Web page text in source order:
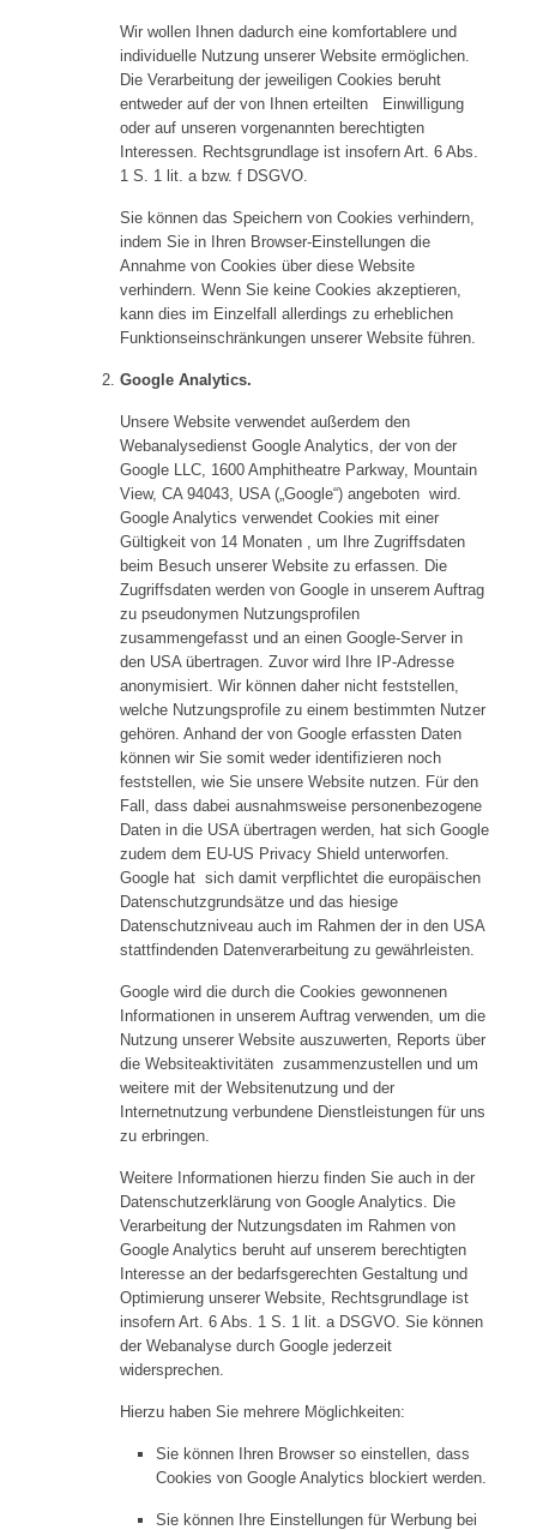
Wir wollen Ihnen dadurch eine komfortablere und
individuelle Nutzung unserer Website ermöglichen.
Die Verarbeitung der jeweiligen Cookies beruht
entweder auf der von Ihnen erteilten Einwilligung
oder auf unseren vorgenannten berechtigten
Interessen. Rechtsgrundlage ist insofern Art. 6 Abs.
1 S. 1 lit. a bzw. f DSGVO.
Sie können das Speichern von Cookies verhindern,
indem Sie in Ihren Browser-Einstellungen die
Annahme von Cookies über diese Website
verhindern. Wenn Sie keine Cookies akzeptieren,
kann dies im Einzelfall allerdings zu erheblichen
Funktionseinschränkungen unserer Website führen.
Google Analytics.
Unsere Website verwendet außerdem den
Webanalysedienst Google Analytics, der von der
Google LLC, 1600 Amphitheatre Parkway, Mountain
View, CA 94043, USA („Google“) angeboten wird.
Google Analytics verwendet Cookies mit einer
Gültigkeit von 14 Monaten , um Ihre Zugriffsdaten
beim Besuch unserer Website zu erfassen. Die
Zugriffsdaten werden von Google in unserem Auftrag
zu pseudonymen Nutzungsprofilen
zusammengefasst und an einen Google-Server in
den USA übertragen. Zuvor wird Ihre IP-Adresse
anonymisiert. Wir können daher nicht feststellen,
welche Nutzungsprofile zu einem bestimmten Nutzer
gehören. Anhand der von Google erfassten Daten
können wir Sie somit weder identifizieren noch
feststellen, wie Sie unsere Website nutzen. Für den
Fall, dass dabei ausnahmsweise personenbezogene
Daten in die USA übertragen werden, hat sich Google
zudem dem EU-US Privacy Shield unterworfen.
Google hat sich damit verpflichtet die europäischen
Datenschutzgrundsätze und das hiesige
Datenschutzniveau auch im Rahmen der in den USA
stattfindenden Datenverarbeitung zu gewährleisten.
Google wird die durch die Cookies gewonnenen
Informationen in unserem Auftrag verwenden, um die
Nutzung unserer Website auszuwerten, Reports über
die Websiteaktivitäten zusammenzustellen und um
weitere mit der Websitenutzung und der
Internetnutzung verbundene Dienstleistungen für uns
zu erbringen.
Weitere Informationen hierzu finden Sie auch in der
Datenschutzerklärung von Google Analytics. Die
Verarbeitung der Nutzungsdaten im Rahmen von
Google Analytics beruht auf unserem berechtigten
Interesse an der bedarfsgerechten Gestaltung und
Optimierung unserer Website, Rechtsgrundlage ist
insofern Art. 6 Abs. 1 S. 1 lit. a DSGVO. Sie können
der Webanalyse durch Google jederzeit
widersprechen.
Hierzu haben Sie mehrere Möglichkeiten:
Sie können Ihren Browser so einstellen, dass
Cookies von Google Analytics blockiert werden.
Sie können Ihre Einstellungen für Werbung bei